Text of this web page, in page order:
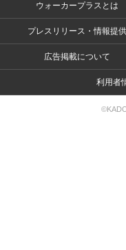
ウォーカープラスとは
プレスリリース・情報提供
広告掲載について
利用者